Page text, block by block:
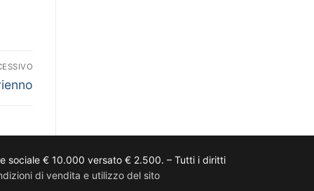
sociale € 10.000 versato € 2.500. – Tutti i diritti
di vendita e utilizzo del sito